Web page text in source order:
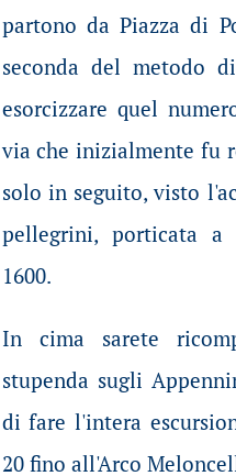
partono da Piazza di
seconda del metodo
esorcizzare quel
via che inizialmente fu
solo in seguito, visto
pellegrini, porticata
1600.
In cima sarete
stupenda sugli
di fare l'intera
20 fino all'Arco